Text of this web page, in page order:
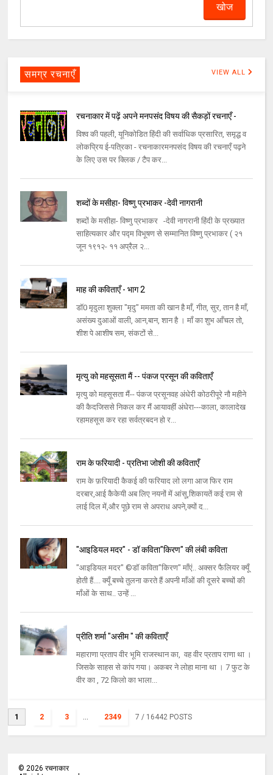
समग्र रचनाएँ VIEW ALL
रचनाकार में पढ़ें अपने मनपसंद विषय की सैकड़ों रचनाएँ -
विश्व की पहली, यूनिकोडित हिंदी की सर्वाधिक प्रसारित, समृद्ध व
लोकप्रिय ई-पत्रिका - रचनाकारमनपसंद विषय की रचनाएँ पढ़ने
के लिए उस पर क्लिक / टैप कर...
शब्दों के मसीहा- विष्णु प्रभाकर -देवी नागरानी
शब्दों के मसीहा- विष्णु प्रभाकर -देवी नागरानी हिंदी के प्रख्यात
साहित्यकार और पद्म विभूषण से सम्मानित विष्णु प्रभाकर ( २१
जून १९१२- ११ अप्रैल २...
माह की कविताएँ - भाग 2
डॉ0 मृदुला शुक्ला "मृदु" ममता की खान है माँ, गीत, सुर, तान है माँ,
असंख्य दुआओं वाली, आन,बान, शान है । माँ का शुभ आँचल तो,
शीश पे आशीष सम, संकटों से...
मृत्यु को महसूसता मैं -- पंकज प्रसून की कविताएँ
मृत्यु को महसूसता मैं-- पंकज प्रसूनवह अंधेरी कोठरीपूरे नौ महीने
की कैदजिससे निकल कर मैं आयावहीं अंधेरा---काला, कालादेख
रहामहसूस कर रहा सर्वत्रबदन हो र...
राम के फरियादी - प्रतिभा जोशी की कविताएँ
राम के फ़रियादी कैकई की फरियाद लो लगा आज फिर राम
दरबार,आई कैकेयी अब लिए नयनों में आंसू,शिकायतें कई राम से
लाई दिल में,और पूछे राम से अपराध अपने,क्यों द...
"आइडियल मदर" - डॉ कविता"किरण" की लंबी कविता
"आइडियल मदर" ©डॉ कविता"किरण" माँएं.. अक्सर फैलियर क्यूँ
होती हैं.... क्यूँ बच्चे तुलना करते हैं अपनी माँओं की दूसरे बच्चों की
माँओं के साथ.. उन्हें ...
प्रीति शर्मा "असीम " की कविताएँ
महाराणा प्रताप वीर भूमि राजस्थान का, वह वीर प्रताप राणा था ।
जिसके साहस से कांप गया। अकबर ने लोहा माना था । 7 फुट के
वीर का , 72 किलो का भाला...
1 2 3 ... 2349 7 / 16442 POSTS
©2026 रचनाकार